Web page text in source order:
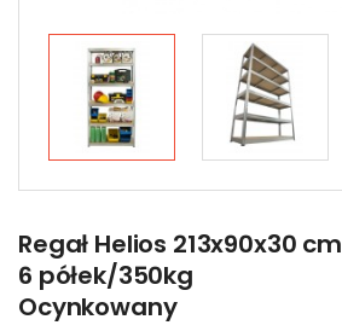
Regał Helios 213x90x30 cm
6 półek/350kg
Ocynkowany